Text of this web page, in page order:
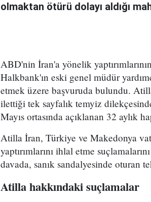
olmaktan ötürü dolayı aldığı
ABD'nin İran'a yönelik
Halkbank'ın eski genel müdür
etmek üzere başvuruda bulundu.
ilettiği tek sayfalık temyiz
Mayıs ortasında açıklanan 32 aylık
Atilla İran, Türkiye ve Makedonya
yaptırımlarını ihlal etme
davada, sanık sandalyesinde oturan
Atilla hakkındaki suçlamalar